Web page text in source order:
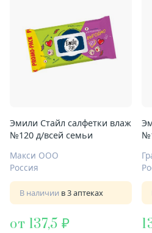
Эмили Стайл салфетки влаж
№120 д/всей семьи
Макси ООО
Россия
В наличии в 3 аптеках
от 137,5